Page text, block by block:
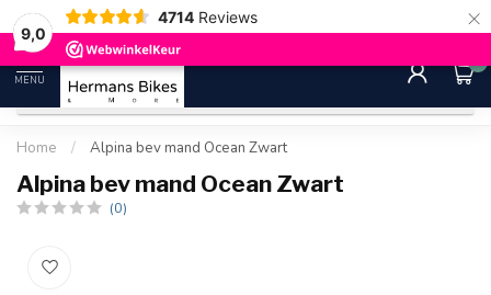
9,0
4714 Reviews ×
30 dagen bedenktijd Gratis
MENU
0
Home / Alpina bev mand Ocean Zwart
Alpina bev mand Ocean Zwart
(0)